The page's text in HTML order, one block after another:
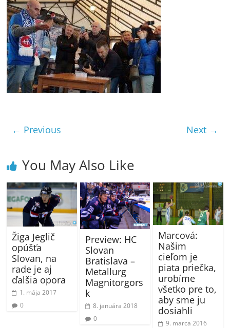
← Previous Next →
You May Also Like
Žiga Jeglič
opúšťa
Slovan, na
rade je aj
ďalšia opora
1. mája 2017
0
Preview: HC
Slovan
Bratislava –
Metallurg
Magnitorgors
k
8. januára 2018
0
Marcová:
Našim
cieľom je
piata priečka,
urobíme
všetko pre to,
aby sme ju
dosiahli
9. marca 2016